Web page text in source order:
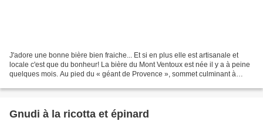
J'adore une bonne bière bien fraiche... Et si en plus elle est artisanale et
locale c'est que du bonheur! La bière du Mont Ventoux est née il y a à peine
quelques mois. Au pied du « géant de Provence », sommet culminant à
Gnudi à la ricotta et épinard